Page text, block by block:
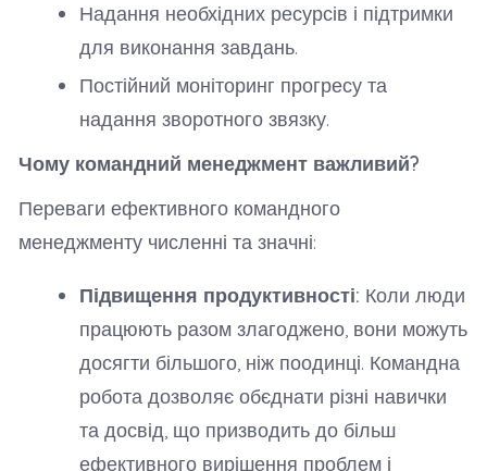
Надання необхідних ресурсів і підтримки
для виконання завдань.
Постійний моніторинг прогресу та
надання зворотного звязку.
Чому командний менеджмент важливий?
Переваги ефективного командного
менеджменту численні та значні:
Підвищення продуктивності: Коли люди
працюють разом злагоджено, вони можуть
досягти більшого, ніж поодинці. Командна
робота дозволяє обєднати різні навички
та досвід, що призводить до більш
ефективного вирішення проблем і